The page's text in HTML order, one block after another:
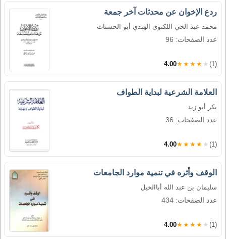
ردع الإخوان عن محدثات آخر جمعة
محمد عبد الحي اللكنوي الهندي أبو الحسنات
عدد الصفحات: 96
4.00★★★★★ (1)
العلامة الشرعية لبداية الطواف
بكر أبو زيد
عدد الصفحات: 36
4.00★★★★★ (1)
الوقف وأثره في تنمية موارد الجامعات
سليمان بن عبد الله أباالخيل
عدد الصفحات: 434
4.00★★★★★ (1)